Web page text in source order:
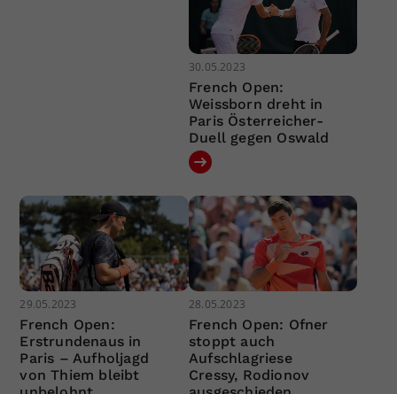
30.05.2023
French Open:
Weissborn dreht in
Paris Österreicher-
Duell gegen Oswald
29.05.2023
French Open:
Erstrundenaus in
Paris – Aufholjagd
von Thiem bleibt
28.05.2023
French Open: Ofner
stoppt auch
Aufschlagriese
Cressy, Rodionov